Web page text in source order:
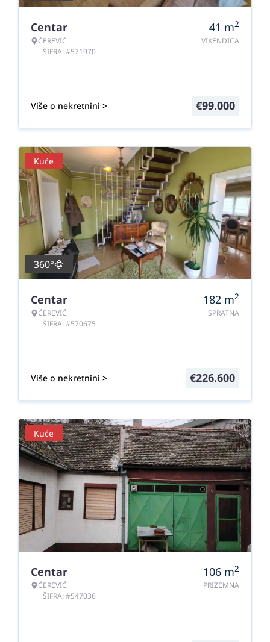
Centar
ČEREVIĆ
ŠIFRA: #571970
41 m2
VIKENDICA
Više o nekretnini > €99.000
Kuće
360°
Centar
ČEREVIĆ
ŠIFRA: #570675
182 m2
SPRATNA
Više o nekretnini > €226.600
Kuće
Centar
ČEREVIĆ
ŠIFRA: #547036
106 m2
PRIZEMNA